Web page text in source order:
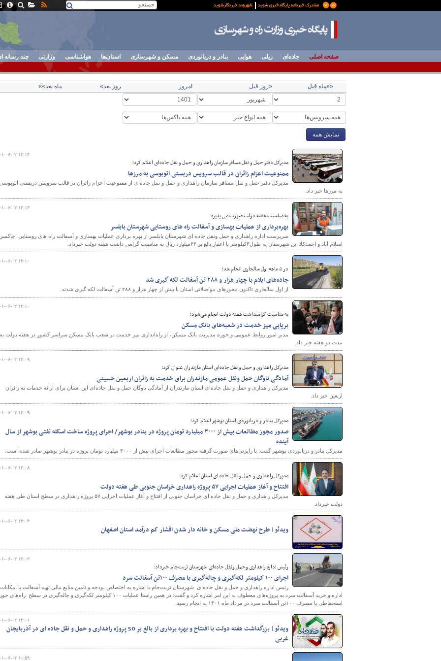
پایگاه خبری وزارت راه و
صفحه اصلی جاده‌ای ریلی هوایی بنادر و دریانوردی مسکن و شهرسازی استان‌ها هواشناسی وزارتی چند رسانه
««ماه قبل «روز قبل امروز روز بعد» ماه بعد»»
نمایش همه
۱۴۰۱-۰۶-۰۲
مدیرکل دفتر حمل و نقل مسافر سازمان راهداری و حمل و نقل جاده‌ای اعلام کرد؛
ممنوعیت اعزام زائران در قالب سرویس دربستی اتوبوسی به مرزها
مدیرکل دفتر حمل و نقل مسافر سازمان راهداری و حمل و نقل جاده‌ای از ممنوعیت اعزام زائران در قالب سرویس دربستی
به مرزها خبر داد.
۱۴۰۱-۰۶-۰۲
به مناسبت هفته دولت صورت می پذیرد :
بهره‌برداری از عملیات بهسازی و آسفالت راه های روستایی شهرستان بابلسر
سرپرست اداره راهداری و حمل ونقل جاده ای شهرستان بابلسر از بهره برداری عملیات بهسازی و آسفالت راه های روستایی
اسلام آباد و احمدکلا این شهرستان به طول۳کیلومتر با اعتبار بالغ بر ۳۳میلیارد ریال به مناسبت گرامی داشت هفته دولت خبرداد.
۱۴۰۱-۰۶-۰۲
در ۵ ماهه اول سالجاری انجام شد؛
جاده‌های ایلام با چهار هزار و ۲۸۸ تن آسفالت لکه گیری شد
از اول سالجاری تاکنون محورهای مواصلاتی استان با بیش از چهار هزار و ۲۸۸ تن آسفالت لکه گیری شدند.
۱۴۰۱-۰۶-۰۲
به مناسبت گرامیداشت هفته دولت انجام می‌شود؛
برپایی میز خدمت در شعبه‌های بانک مسکن
مدیر امور روابط عمومی و حوزه مدیریت بانک مسکن، از راه‌اندازی میز خدمت در شعب بانک مسکن سراسر کشور در هفته دولت به
مدت دو هفته خبر داد.
۱۴۰۱-۰۶-۰۲
مدیرکل راهداری و حمل و نقل جاده‌ای استان مازندران عنوان کرد:
آمادگی ناوگان حمل ونقل عمومی مازندران برای خدمت به زائران اربعین حسینی
مدیرکل راهداری و حمل و نقل جاده‌ای استان مازندران از آمادگی ناوگان حمل و نقل جاده‌ای این استان برای ارائه خدمات به زائران
اربعین خبر داد.
۱۴۰۱-۰۶-۰۲
مدیرکل بنادر و دریانوردی استان بوشهر اعلام کرد؛
صدور مجوز مطالعات بیش از ۳۰۰۰ میلیارد تومان پروژه در بنادر بوشهر/ اجرای پروژه ساخت اسکله نفتی بوشهر از سال
آینده
مدیرکل بنادر و دریانوردی بوشهر گفت: با رایزنی‌های صورت گرفته مجوز مطالعات اجرای بیش از ۳۰۰۰ میلیارد تومان پروژه در بنادر بوشهر صادر شده است.
۱۴۰۱-۰۶-۰۲
مدیرکل راهداری و حمل و نقل جاده ای استان اعلام کرد:
افتتاح و آغاز عملیات اجرایی ۵۷ پروژه راهداری خراسان جنوبی طی هفته دولت
مدیرکل راهداری و حمل و نقل جاده ای خراسان جنوبی از افتتاح و آغاز عملیات اجرایی ۵۷ پروژه راهداری در سطح استان طی هفته
دولت خبرداد.
۱۴۰۱-۰۶-۰۲
ویدئو| طرح نهضت ملی مسکن و خانه دار شدن اقشار کم درآمد استان اصفهان
۱۴۰۱-۰۶-۰۲
رئیس اداره راهداری وحمل ونقل جاده‌ای شهرستان تربت‌جام خبرداد:
اجرای ۱۰۰ کیلومتر لکه‌گیری و چاله‌گیری با مصرف ۱۰۰تن آسفالت سرد
رئیس اداره راهداری و حمل و نقل جاده‌ای شهرستان تربت‌جام با اشاره به اختصاص بودجه و تامین منابع مالی تهیه آسفالت با امکانات
اداره و خرید آسفالت سرد به پروژه‌های معطوف به این امر اشاره کرد و گفت: در همین راستا عملیات ۱۰۰ کیلومتر لکه‌گیری و چاله‌گیری در سطح
استحفاظی با مصرف ۱۰۰تن آسفالت سرد در مرداد ماه ۱۴۰۱ به انجام رسید.
۱۴۰۱-۰۶-۰۲
ویدئو| بزرگداشت هفته دولت با افتتاح و بهره برداری از بالغ بر 50 پروژه راهداری و حمل و نقل جاده ای در آذربایجان
غربی
۱۴۰۱-۰۶-۰۲